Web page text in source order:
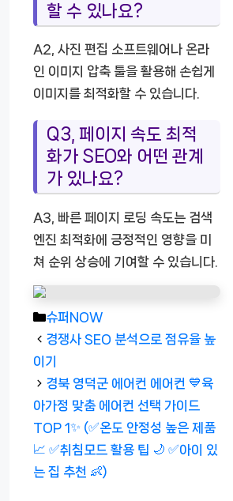
할 수 있나요?
A2, 사진 편집 소프트웨어나 온라
인 이미지 압축 툴을 활용해 손쉽게
이미지를 최적화할 수 있습니다.
Q3, 페이지 속도 최적
화가 SEO와 어떤 관계
가 있나요?
A3, 빠른 페이지 로딩 속도는 검색
엔진 최적화에 긍정적인 영향을 미
쳐 순위 상승에 기여할 수 있습니다.
카
테
고
리
슈퍼NOW
경쟁사 SEO 분석으로 점유율 높
이기
경북 영덕군 에어컨 에어컨 💙육
아가정 맞춤 에어컨 선택 가이드
TOP 1✨ (✅온도 안정성 높은 제품
📈 ✅취침모드 활용 팁 🌙 ✅아이 있
는 집 추천 👶)